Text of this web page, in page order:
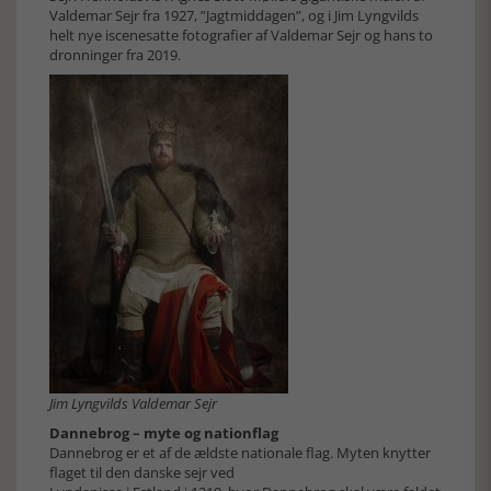
Valdemar Sejr fra 1927, ”Jagtmiddagen”, og i Jim Lyngvilds
helt nye iscenesatte fotografier af Valdemar Sejr og hans to
dronninger fra 2019.
Jim Lyngvilds Valdemar Sejr
Dannebrog – myte og nationflag
Dannebrog er et af de ældste nationale flag. Myten knytter
flaget til den danske sejr ved